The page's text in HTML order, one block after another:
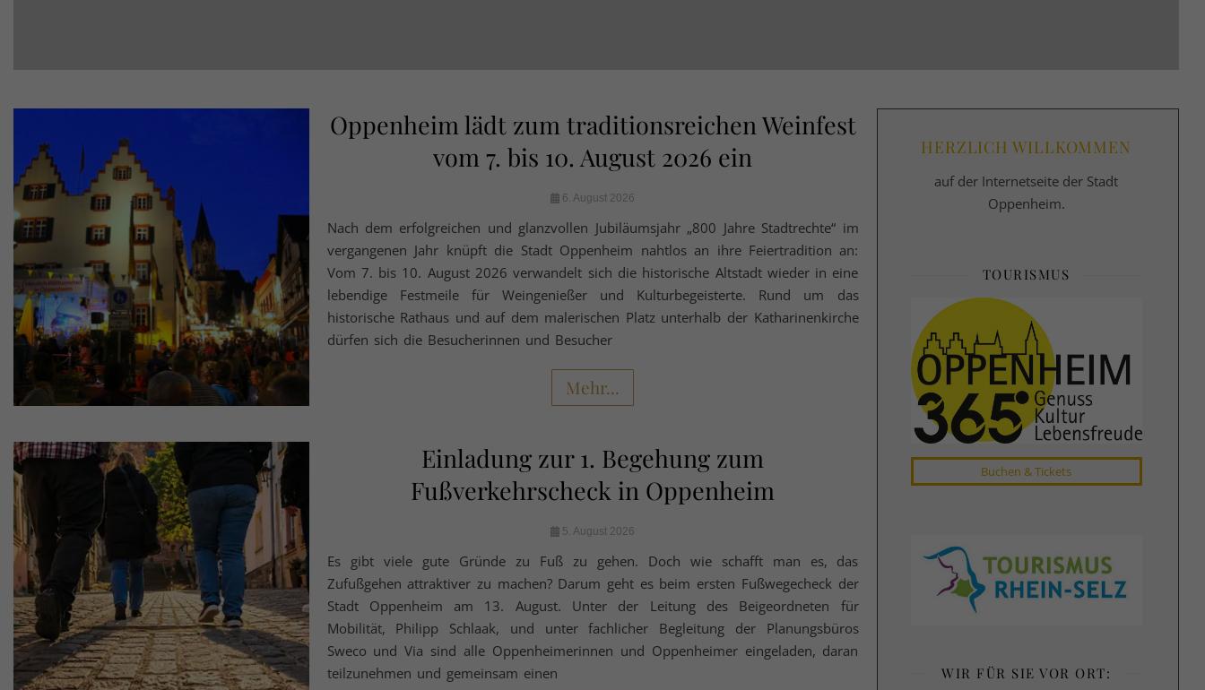
Oppenheim lädt zum traditionsreichen Weinfest
vom 7. bis 10. August 2026 ein
6. August 2026
Nach dem erfolgreichen und glanzvollen Jubiläumsjahr „800 Jahre Stadtrechte“ im
vergangenen Jahr knüpft die Stadt Oppenheim nahtlos an ihre Feiertradition an:
Vom 7. bis 10. August 2026 verwandelt sich die historische Altstadt wieder in eine
lebendige Festmeile für Weingenießer und Kulturbegeisterte. Rund um das
historische Rathaus und auf dem malerischen Platz unterhalb der Katharinenkirche
dürfen sich die Besucherinnen und Besucher
Mehr...
Einladung zur 1. Begehung zum
Fußverkehrscheck in Oppenheim
5. August 2026
Es gibt viele gute Gründe zu Fuß zu gehen. Doch wie schafft man es, das
Zufußgehen attraktiver zu machen? Darum geht es beim ersten Fußwegecheck der
Stadt Oppenheim am 13. August. Unter der Leitung des Beigeordneten für
Mobilität, Philipp Schlaak, und unter fachlicher Begleitung der Planungsbüros
Sweco und Via sind alle Oppenheimerinnen und Oppenheimer eingeladen, daran
teilzunehmen und gemeinsam einen
HERZLICH WILLKOMMEN
auf der Internetseite der Stadt
Oppenheim.
TOURISMUS
Buchen & Tickets
WIR FÜR SIE VOR ORT: